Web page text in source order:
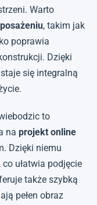
Warto
, takim jak
poprawia
Dzięki
się integralną
to
na projekt online
Dzięki niemu
ułatwia podjęcie
także szybką
pełen obraz